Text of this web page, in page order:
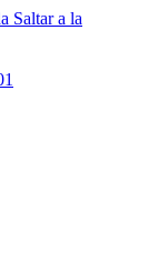
Saltar a la